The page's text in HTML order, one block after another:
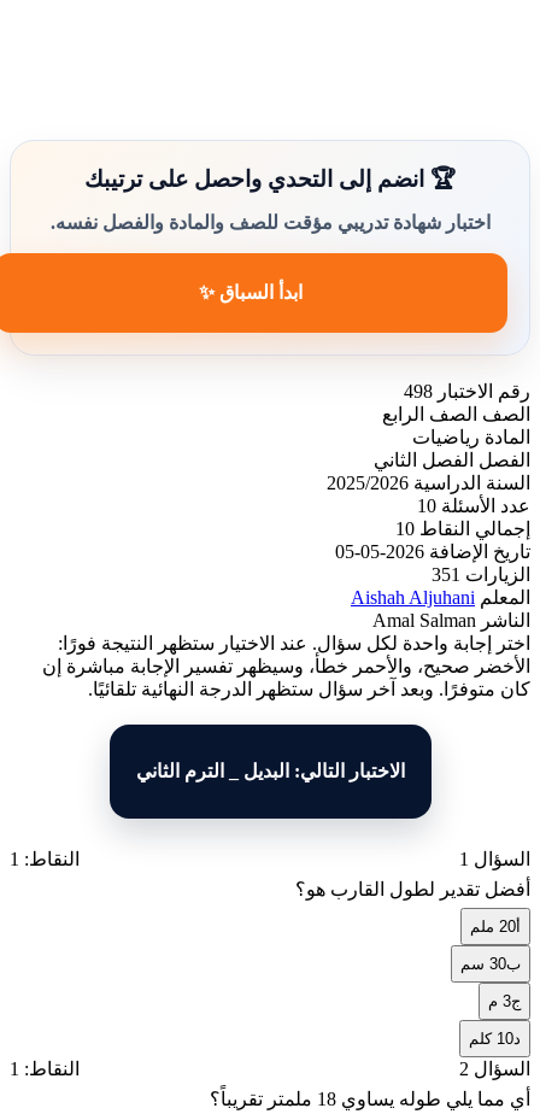
🏆 انضم إلى التحدي واحصل على ترتيبك
اختبار شهادة تدريبي مؤقت للصف والمادة والفصل نفسه.
ابدأ السباق ✨
رقم الاختبار 498
الصف
الصف الرابع
المادة رياضيات
الفصل
الفصل الثاني
السنة الدراسية 2025/2026
عدد الأسئلة 10
إجمالي النقاط 10
تاريخ الإضافة 2026-05-05
الزيارات
351
المعلم Aishah Aljuhani
الناشر Amal Salman
اختر إجابة واحدة لكل سؤال. عند الاختيار ستظهر النتيجة فورًا:
الأخضر صحيح، والأحمر خطأ، وسيظهر تفسير الإجابة مباشرة إن
كان متوفرًا. وبعد آخر سؤال ستظهر الدرجة النهائية تلقائيًا.
الاختبار التالي: البديل _ الترم الثاني
السؤال 1
النقاط: 1
أفضل تقدير لطول القارب هو؟
20 ملم
ب30 سم
ج3 م
10 كلم
السؤال 2
النقاط: 1
أي مما يلي طوله يساوي 18 ملمتر تقريباً؟